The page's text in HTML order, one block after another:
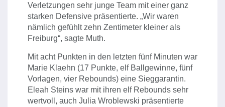
Verletzungen sehr junge Team mit einer ganz
starken Defensive präsentierte. „Wir waren
nämlich gefühlt zehn Zentimeter kleiner als
Freiburg“, sagte Muth.
Mit acht Punkten in den letzten fünf Minuten war
Marie Klaehn (17 Punkte, elf Ballgewinne, fünf
Vorlagen, vier Rebounds) eine Sieggarantin.
Eleah Steins war mit ihren elf Rebounds sehr
wertvoll, auch Julia Wroblewski präsentierte